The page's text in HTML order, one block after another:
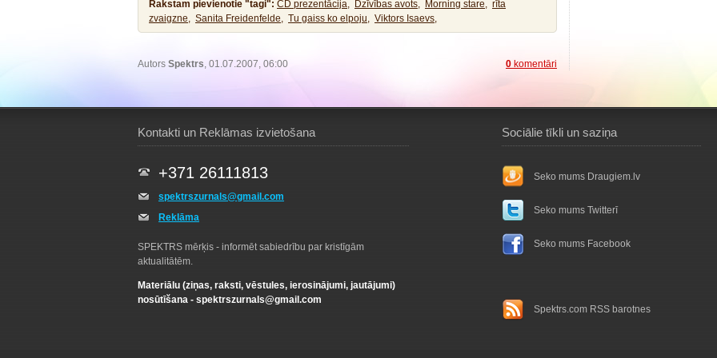
Rakstam pievienotie "tagi": CD prezentācija, Dzīvības avots, Morning stare, rīta
zvaigzne, Sanita Freidenfelde, Tu gaiss ko elpoju, Viktors Isaevs,
Autors Spektrs, 01.07.2007, 06:00 0 komentāri
Kontakti un Reklāmas izvietošana
+371 26111813
spektrszurnals@gmail.com
Reklāma
SPEKTRS mērķis - informēt sabiedrību par kristīgām
aktualitātēm.
Materiālu (ziņas, raksti, vēstules, ierosinājumi, jautājumi)
nosūtīšana - spektrszurnals@gmail.com
Sociālie tīkli un saziņa
Seko mums Draugiem.lv
Seko mums Twitterī
Seko mums Facebook
Spektrs.com RSS barotnes